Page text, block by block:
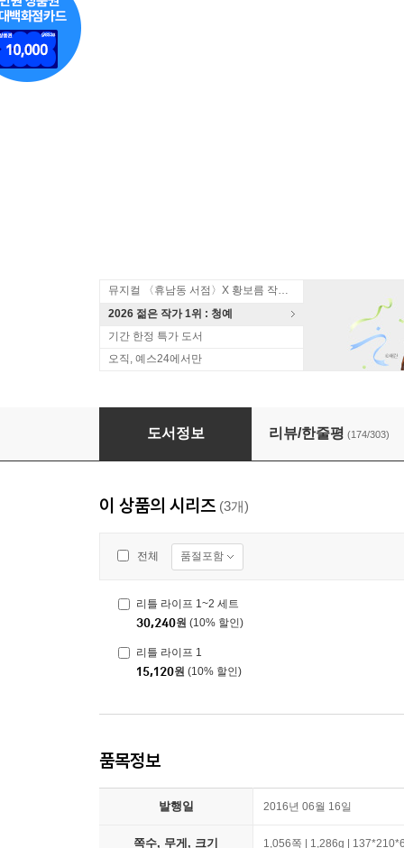
뮤지컬 〈휴남동 서점〉X 황보름 작가 북토크
2026 젊은 작가 1위 : 청예
기간 한정 특가 도서
오직, 예스24에서만
리틀 라이프 1~2 세트
도서정보 리뷰/한줄평 (174/303)
이 상품의 시리즈 (3개)
전체 품절포함
리틀 라이프 1~2 세트
30,240원 (10% 할인)
리틀 라이프 1
15,120원 (10% 할인)
품목정보
발행일 2016년 06월 16일
쪽수, 무게, 크기 1,056쪽 | 1,286g |